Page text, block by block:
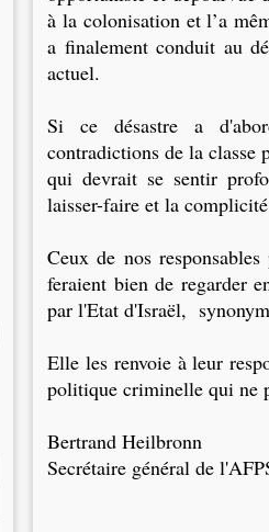
à la colonisation et l’a
a finalement conduit au
actuel.
Si ce désastre a
contradictions de la classe
qui devrait se sentir
laisser-faire et la
Ceux de nos
feraient bien de regarder
par l'Etat d'Israël,
Elle les renvoie à leur
politique criminelle qui ne
Bertrand Heilbronn
Secrétaire général de